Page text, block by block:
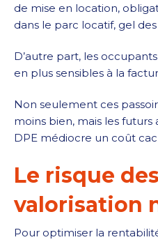
de mise en location,
dans le parc locatif, gel des
D’autre part, les
en plus sensibles à la
Non seulement ces
moins bien, mais les
DPE médiocre un coût
Le risque
valorisation
Pour optimiser la